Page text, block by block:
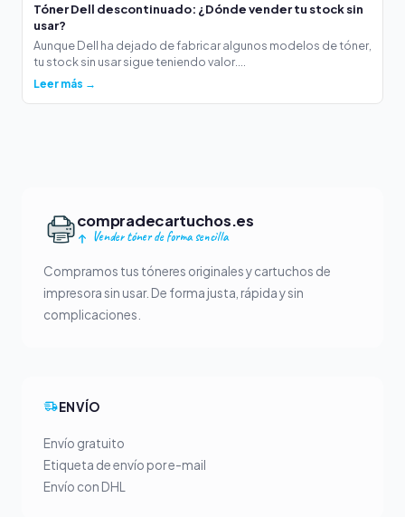
Tóner Dell descontinuado: ¿Dónde vender tu stock sin
usar?
Aunque Dell ha dejado de fabricar algunos modelos de tóner,
tu stock sin usar sigue teniendo valor....
Leer más →
compradecartuchos.es
Vender tóner de forma sencilla
Compramos tus tóneres originales y cartuchos de
impresora sin usar. De forma justa, rápida y sin
complicaciones.
ENVÍO
Envío gratuito
Etiqueta de envío por e-mail
Envío con DHL